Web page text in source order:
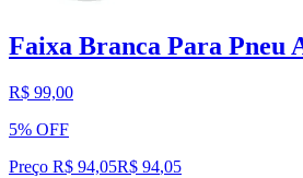
Faixa Branca Para Pneu
R$ 99,00
5% OFF
Preço R$ 94,05R$ 94,05